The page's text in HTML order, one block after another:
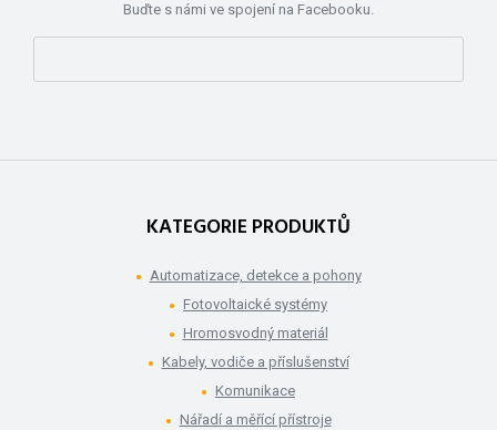
Buďte s námi ve spojení na Facebooku.
KATEGORIE PRODUKTŮ
Automatizace, detekce a pohony
Fotovoltaické systémy
Hromosvodný materiál
Kabely, vodiče a příslušenství
Komunikace
Nářadí a měřící přístroje